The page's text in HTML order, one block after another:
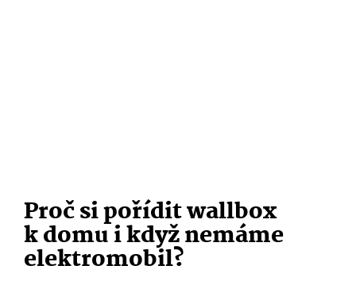
Proč si pořídit wallbox
k domu i když nemáme
elektromobil?